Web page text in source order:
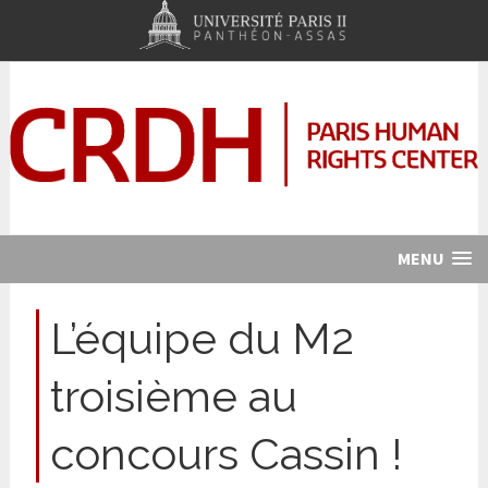
MENU
L’équipe du M2
troisième au
concours Cassin !